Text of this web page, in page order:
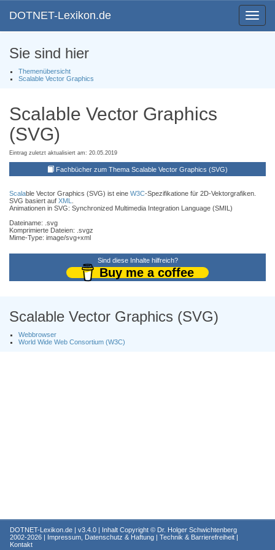
Toggle
DOTNET-Lexikon.de
Sie sind hier
Themenübersicht
Scalable Vector Graphics
Scalable Vector Graphics
(SVG)
Eintrag zuletzt aktualisiert am: 20.05.2019
Fachbücher zum Thema Scalable Vector Graphics (SVG)
Scalable Vector Graphics (SVG) ist eine W3C-Spezifikatione für 2D-Vektorgrafiken.
SVG basiert auf XML
Animationen in SVG: Synchronized Multimedia Integration Language (SMIL)
Dateiname: .svg
Komprimierte Dateien: .svgz
Mime-Type: image/svg+xml
Sind diese Inhalte hilfreich?
Buy me a coffee
Scalable Vector Graphics (SVG)
Webbrowser
World Wide Web Consortium (W3C)
DOTNET-Lexikon.de | v3.4.0 | Inhalt Copyright © Dr. Holger Schwichtenberg
2002-2026 | Impressum, Datenschutz & Haftung | Technik & Barrierefreiheit |
Kontakt